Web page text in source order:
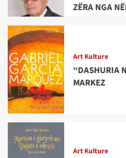
ZËRA NGA
Art Kulture
“DASHURIA
MARKEZ
Art Kulture